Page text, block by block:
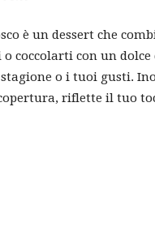
è un dessert che
coccolarti con un
o i tuoi gusti.
riflette il tuo